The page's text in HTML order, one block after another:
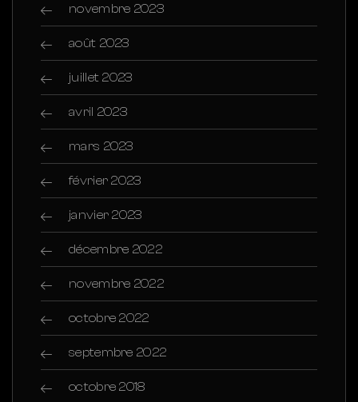
novembre 2023
août 2023
juillet 2023
avril 2023
mars 2023
février 2023
janvier 2023
décembre 2022
novembre 2022
octobre 2022
septembre 2022
octobre 2018